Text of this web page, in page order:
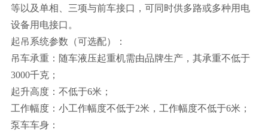
等以及单相、三项与前车接口，可同时供多路或多种用电
设备用电接口。
起吊系统参数（可选配）：
吊车承重：随车液压起重机需由品牌生产，其承重不低于
3000千克；
起升高度：不低于6米；
工作幅度：小工作幅度不低于2米，工作幅度不低于6米；
泵车车身：